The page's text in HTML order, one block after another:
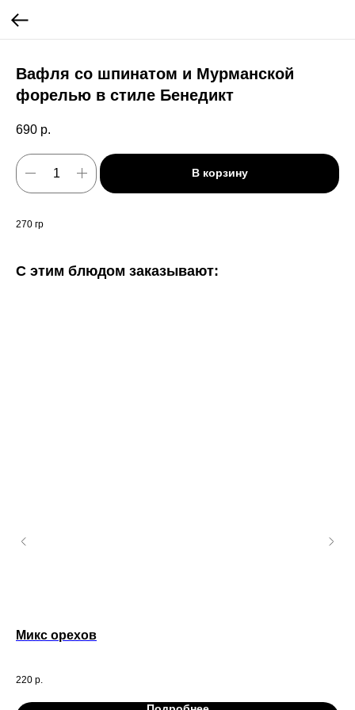
Вафля со шпинатом и Мурманской
форелью в стиле Бенедикт
690 р.
В корзину
270 гр
С этим блюдом заказывают:
Микс орехов
220 р.